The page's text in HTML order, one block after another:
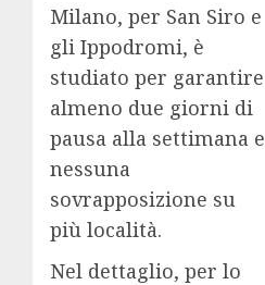
Milano, per San Siro e
gli Ippodromi, è
studiato per garantire
almeno due giorni di
pausa alla settimana e
nessuna
sovrapposizione su
più località.
Nel dettaglio, per lo